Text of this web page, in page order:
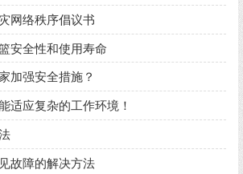
网络秩序倡议书
安全性和使用寿命
加强安全措施？
适应复杂的工作环境！
故障的解决方法